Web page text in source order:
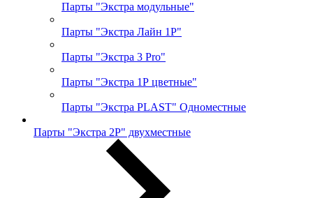
Парты "Экстра модульные"
Парты "Экстра Лайн 1Р"
Парты "Экстра 3 Pro"
Парты "Экстра 1Р цветные"
Парты "Экстра PLAST" Одноместные
Парты "Экстра 2Р" двухместные